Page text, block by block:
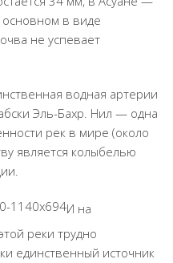
основном в виде
не успевает
водная артерии
Эль-Бахр. Нил — одна
рек в мире (около
является колыбелью
И на
реки трудно
единственный источник